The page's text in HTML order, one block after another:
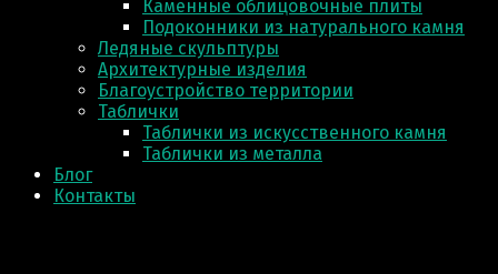
Каменные облицовочные плиты
Подоконники из натурального камня
Ледяные скульптуры
Архитектурные изделия
Благоустройство территории
Таблички
Таблички из искусственного камня
Таблички из металла
Блог
Контакты